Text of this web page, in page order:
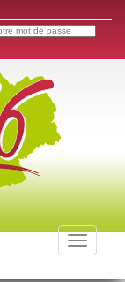
Toggle